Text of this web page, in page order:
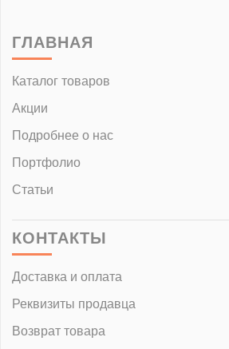
ГЛАВНАЯ
Каталог товаров
Акции
Подробнее о нас
Портфолио
Статьи
КОНТАКТЫ
Доставка и оплата
Реквизиты продавца
Возврат товара